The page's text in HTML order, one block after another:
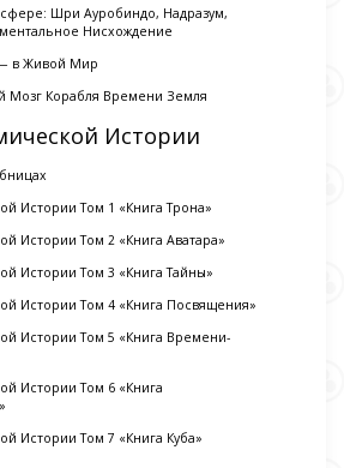
Шри Ауробиндо, Надразум,
Нисхождение
— в Живой Мир
Мозг Корабля Времени Земля
Истории
Истории Том 1 «Книга Трона»
Истории Том 2 «Книга Аватара»
Истории Том 3 «Книга Тайны»
Истории Том 4 «Книга Посвящения»
Истории Том 5 «Книга Времени-
Истории Том 6 «Книга
Истории Том 7 «Книга Куба»